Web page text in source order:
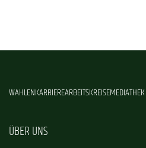
WAHLENKARRIEREARBEITSKREISEMEDIATHEK
ÜBER UNS